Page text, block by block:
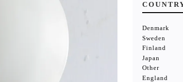
Denmark
Sweden
Finland
Japan
Other
England